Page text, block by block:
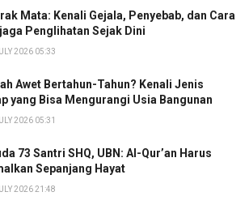
Mata: Kenali Gejala, Penyebab, dan Cara
Penglihatan Sejak Dini
2026 05:33
Awet Bertahun-Tahun? Kenali Jenis
yang Bisa Mengurangi Usia Bangunan
2026 05:31
73 Santri SHQ, UBN: Al-Qur’an Harus
Sepanjang Hayat
2026 21:48